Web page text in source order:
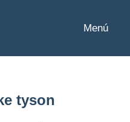
Menú
tyson